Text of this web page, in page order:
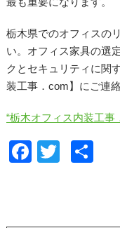
栃木県でのオフィスの
い。オフィス家具の選
クとセキュリティに関
装工事．com】にご連
“栃木オフィス内装工事
F T
共